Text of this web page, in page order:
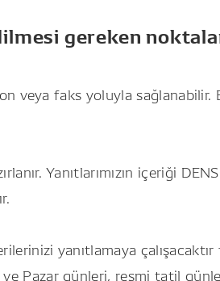
gereken
veya faks yoluyla
Yanıtlarımızın içeriği
yanıtlamaya
Pazar günleri, resmi tatil